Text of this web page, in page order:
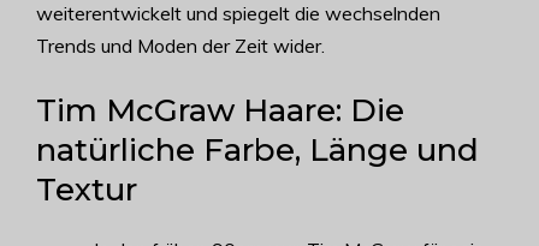
weiterentwickelt und spiegelt die wechselnden
Trends und Moden der Zeit wider.
Tim McGraw Haare: Die
natürliche Farbe, Länge und
Textur